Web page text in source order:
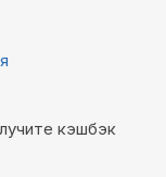
кэшбэк